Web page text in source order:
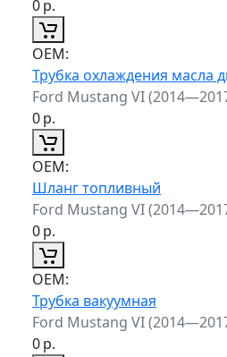
0р.
ОЕМ:
Трубка охлаждения масла
Ford Mustang VI
0р.
ОЕМ:
Шланг топливный
Ford Mustang VI
0р.
ОЕМ:
Трубка вакуумная
Ford Mustang VI
0р.